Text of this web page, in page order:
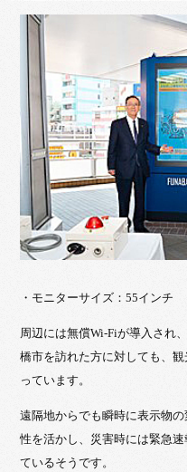
・モニターサイズ：55インチ
周辺には無償Wi-Fiが導入され
橋市を訪れた方に対しても、
っています。
遠隔地からでも瞬時に表示物
性を活かし、災害時には緊急
ているそうです。